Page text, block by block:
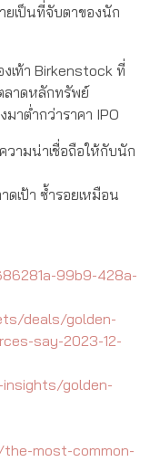
ยเป็นที่จับตาของนัก
เท้า Birkenstock ที่
ลาดหลักทรัพย์
าต่ำกว่าราคา IPO
วามน่าเชื่อถือให้กับนัก
เป้า ซ้ำรอยเหมือน
99b9-428a-
deals/golden-
say-2023-12-
golden-
most-common-